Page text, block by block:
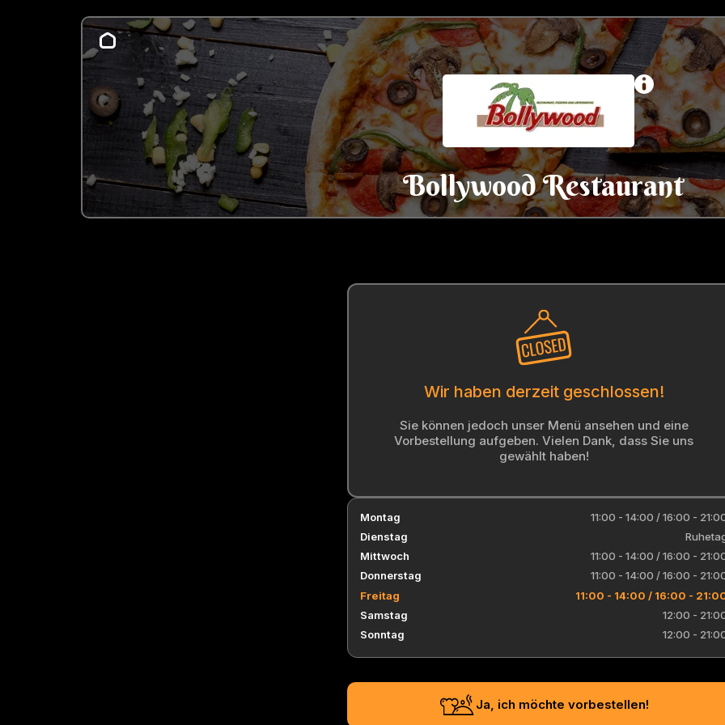
Bollywood Restaurant
Wir haben derzeit geschlossen!
Sie können jedoch unser Menü ansehen und eine
Vorbestellung aufgeben. Vielen Dank, dass Sie uns
gewählt haben!
Montag 11:00 - 14:00 /16:00 -
Dienstag
Mittwoch
11:00 - 14:00 /16:00 -
Donnerstag
11:00 - 14:00 /16:00 -
Freitag
11:00 - 14:00 / 16:00 -
Samstag
12:00 -
Sonntag
12:00 -
Ja, ich möchte vorbestellen!